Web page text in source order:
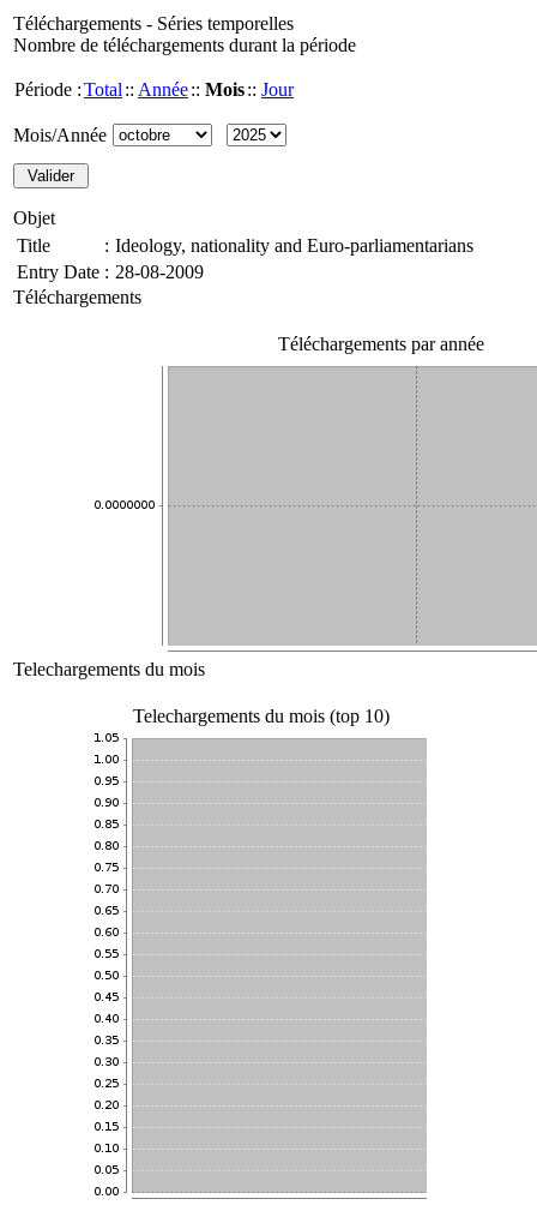
Téléchargements - Séries temporelles
Nombre de téléchargements durant la période
Période :Total :: Année:: Mois:: Jour
Mois/Année
Objet
Title
: Ideology, nationality and Euro-parliamentarians
Entry Date : 28-08-2009
Téléchargements
Téléchargements par année
Telechargements du mois
Telechargements du mois (top 10)